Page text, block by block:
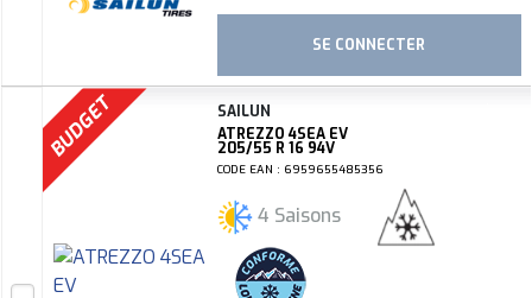
SE CONNECTER
BUDGET
SAILUN
ATREZZO 4SEA EV
205/55 R 16 94V
CODE EAN : 6959655485356
4 Saisons